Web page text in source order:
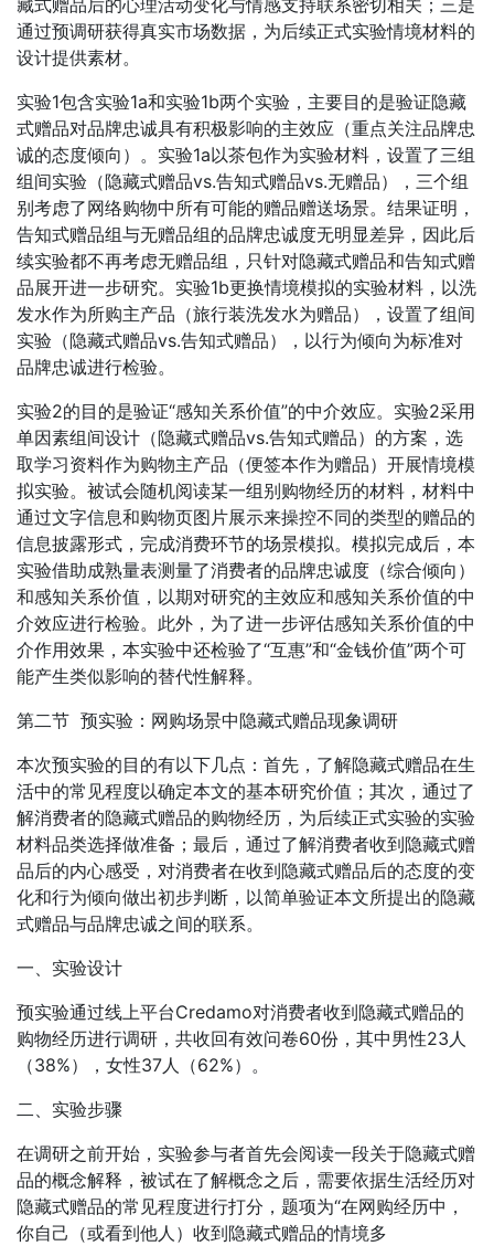
藏式赠品后的心理活动变化与情感支持联系密切相关；三是
通过预调研获得真实市场数据，为后续正式实验情境材料的
设计提供素材。
实验1包含实验1a和实验1b两个实验，主要目的是验证隐藏
式赠品对品牌忠诚具有积极影响的主效应（重点关注品牌忠
诚的态度倾向）。实验1a以茶包作为实验材料，设置了三组
组间实验（隐藏式赠品vs.告知式赠品vs.无赠品），三个组
别考虑了网络购物中所有可能的赠品赠送场景。结果证明，
告知式赠品组与无赠品组的品牌忠诚度无明显差异，因此后
续实验都不再考虑无赠品组，只针对隐藏式赠品和告知式赠
品展开进一步研究。实验1b更换情境模拟的实验材料，以洗
发水作为所购主产品（旅行装洗发水为赠品），设置了组间
实验（隐藏式赠品vs.告知式赠品），以行为倾向为标准对
品牌忠诚进行检验。
实验2的目的是验证“感知关系价值”的中介效应。实验2采用
单因素组间设计（隐藏式赠品vs.告知式赠品）的方案，选
取学习资料作为购物主产品（便签本作为赠品）开展情境模
拟实验。被试会随机阅读某一组别购物经历的材料，材料中
通过文字信息和购物页图片展示来操控不同的类型的赠品的
信息披露形式，完成消费环节的场景模拟。模拟完成后，本
实验借助成熟量表测量了消费者的品牌忠诚度（综合倾向）
和感知关系价值，以期对研究的主效应和感知关系价值的中
介效应进行检验。此外，为了进一步评估感知关系价值的中
介作用效果，本实验中还检验了“互惠”和“金钱价值”两个可
能产生类似影响的替代性解释。
第二节 预实验：网购场景中隐藏式赠品现象调研
本次预实验的目的有以下几点：首先，了解隐藏式赠品在生
活中的常见程度以确定本文的基本研究价值；其次，通过了
解消费者的隐藏式赠品的购物经历，为后续正式实验的实验
材料品类选择做准备；最后，通过了解消费者收到隐藏式赠
品后的内心感受，对消费者在收到隐藏式赠品后的态度的变
化和行为倾向做出初步判断，以简单验证本文所提出的隐藏
式赠品与品牌忠诚之间的联系。
一、实验设计
预实验通过线上平台Credamo对消费者收到隐藏式赠品的
购物经历进行调研，共收回有效问卷60份，其中男性23人
（38%），女性37人（62%）。
二、实验步骤
在调研之前开始，实验参与者首先会阅读一段关于隐藏式赠
品的概念解释，被试在了解概念之后，需要依据生活经历对
隐藏式赠品的常见程度进行打分，题项为“在网购经历中，
你自己（或看到他人）收到隐藏式赠品的情境多